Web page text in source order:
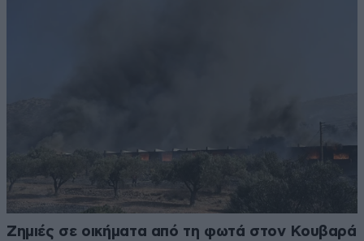
Ζημιές σε οικήματα από τη φωτά στον Κουβαρά